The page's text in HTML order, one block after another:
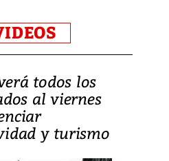
todos los
al viernes
y turismo